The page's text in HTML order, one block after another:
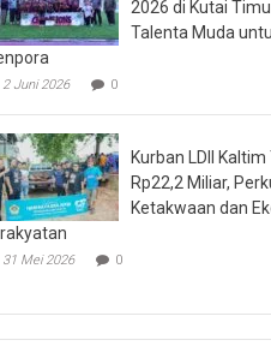
2026 di Kutai
Talenta Muda
2 Juni 2026 0
Kurban LDII
Rp22,2 Miliar,
Ketakwaan dan
31 Mei 2026 0